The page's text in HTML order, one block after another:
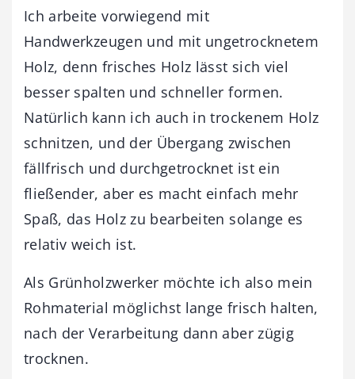
Ich arbeite vorwiegend mit
Handwerkzeugen und mit ungetrocknetem
Holz, denn frisches Holz lässt sich viel
besser spalten und schneller formen.
Natürlich kann ich auch in trockenem Holz
schnitzen, und der Übergang zwischen
fällfrisch und durchgetrocknet ist ein
fließender, aber es macht einfach mehr
Spaß, das Holz zu bearbeiten solange es
relativ weich ist.
Als Grünholzwerker möchte ich also mein
Rohmaterial möglichst lange frisch halten,
nach der Verarbeitung dann aber zügig
trocknen.